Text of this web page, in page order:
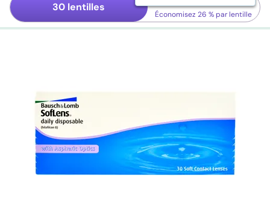
30 lentilles
Économisez26 %par lentille